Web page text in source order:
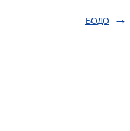
БОДО